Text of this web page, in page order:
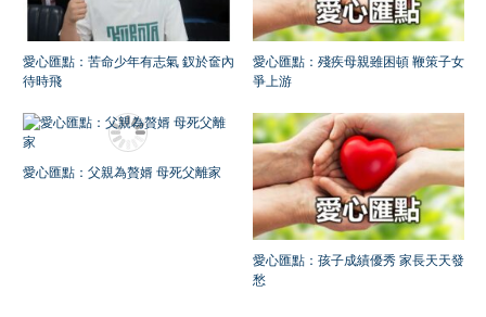
愛心匯點：苦命少年有志氣 釵於奩內
待時飛
愛心匯點：殘疾母親雖困頓 鞭策子女
爭上游
愛心匯點：父親為贅婿 母死父離家
愛心匯點：孩子成績優秀 家長天天發
愁